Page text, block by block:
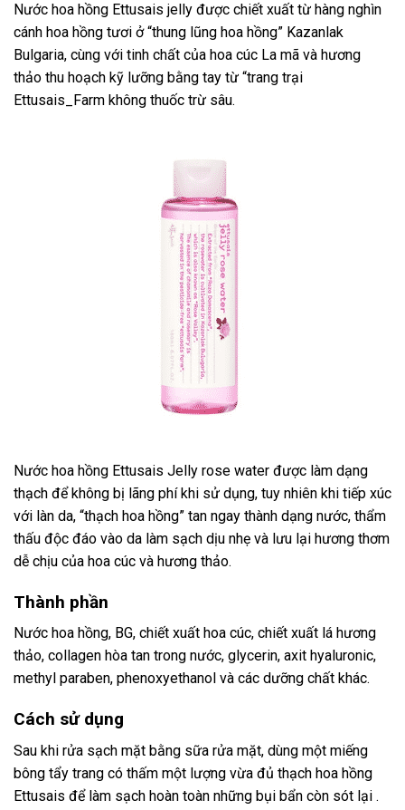
Nước hoa hồng Ettusais jelly được chiết xuất từ hàng nghìn
cánh hoa hồng tươi ở “thung lũng hoa hồng” Kazanlak
Bulgaria, cùng với tinh chất của hoa cúc La mã và hương
thảo thu hoạch kỹ lưỡng bằng tay từ “trang trại
Ettusais_Farm không thuốc trừ sâu.
Nước hoa hồng Ettusais Jelly rose water được làm dạng
thạch để không bị lãng phí khi sử dụng, tuy nhiên khi tiếp xúc
với làn da, “thạch hoa hồng” tan ngay thành dạng nước, thẩm
thấu độc đáo vào da làm sạch dịu nhẹ và lưu lại hương thơm
dễ chịu của hoa cúc và hương thảo.
Thành phần
Nước hoa hồng, BG, chiết xuất hoa cúc, chiết xuất lá hương
thảo, collagen hòa tan trong nước, glycerin, axit hyaluronic,
methyl paraben, phenoxyethanol và các dưỡng chất khác.
Cách sử dụng
Sau khi rửa sạch mặt bằng sữa rửa mặt, dùng một miếng
bông tẩy trang có thấm một lượng vừa đủ thạch hoa hồng
Ettusais để làm sạch hoàn toàn những bụi bẩn còn sót lại .